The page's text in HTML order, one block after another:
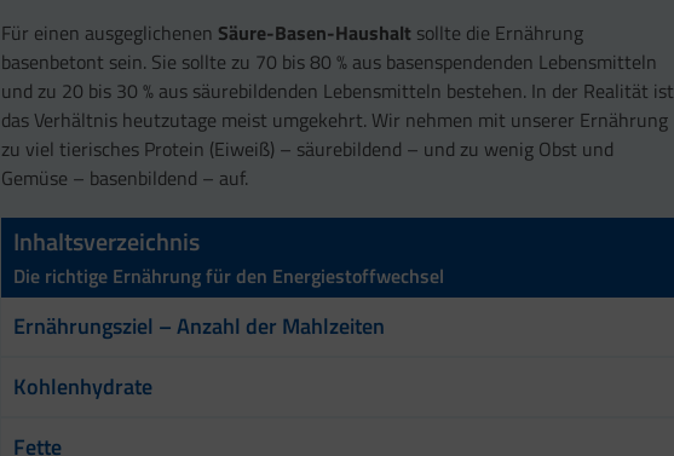
Für einen ausgeglichenen Säure-Basen-Haushalt sollte die Ernährung
basenbetont sein. Sie sollte zu 70 bis 80 % aus basenspendenden Lebensmitteln
und zu 20 bis 30 % aus säurebildenden Lebensmitteln bestehen. In der Realität ist
das Verhältnis heutzutage meist umgekehrt. Wir nehmen mit unserer Ernährung
zu viel tierisches Protein (Eiweiß) – säurebildend – und zu wenig Obst und
Gemüse – basenbildend – auf.
Inhaltsverzeichnis
Die richtige Ernährung für den Energiestoffwechsel
Ernährungsziel – Anzahl der Mahlzeiten
Kohlenhydrate
Fette